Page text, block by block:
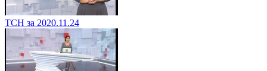
ТСН за 2020.11.24